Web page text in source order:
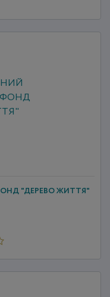
"ДЕРЕВО ЖИТТЯ"